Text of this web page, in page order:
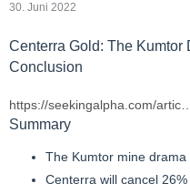
30. Juni 2022
Centerra Gold: The Kumtor
Conclusion
https://seekingalpha.com/
Summary
The Kumtor mine drama
Centerra will cancel